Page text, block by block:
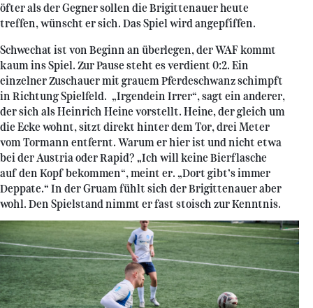
öfter als der Gegner sollen die Brigittenauer heute
treffen, wünscht er sich. Das Spiel wird angepfiffen.
Schwechat ist von Beginn an überlegen, der WAF kommt
kaum ins Spiel. Zur Pause steht es verdient 0:2. Ein
einzelner Zuschauer mit grauem Pferdeschwanz schimpft
in Richtung Spielfeld. „Irgendein Irrer“, sagt ein anderer,
der sich als Heinrich Heine vorstellt. Heine, der gleich um
die Ecke wohnt, sitzt direkt hinter dem Tor, drei Meter
vom Tormann entfernt. Warum er hier ist und nicht etwa
bei der Austria oder Rapid? „Ich will keine Bierflasche
auf den Kopf bekommen“, meint er. „Dort gibt’s immer
Deppate.“ In der Gruam fühlt sich der Brigittenauer aber
wohl. Den Spielstand nimmt er fast stoisch zur Kenntnis.